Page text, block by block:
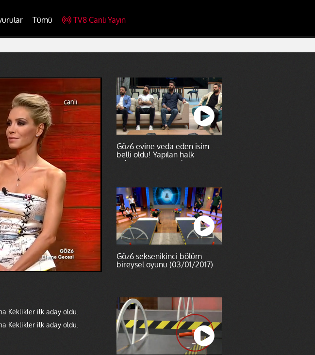
Tümü TV8 Canlı Yayın
Keklikler ilk aday oldu.
Keklikler ilk aday oldu.
Göz6 evine veda eden isim
belli oldu! Yapılan halk
oylaması sonucunda...
Göz6 seksenikinci bölüm
bireysel oyunu (03/01/2017)